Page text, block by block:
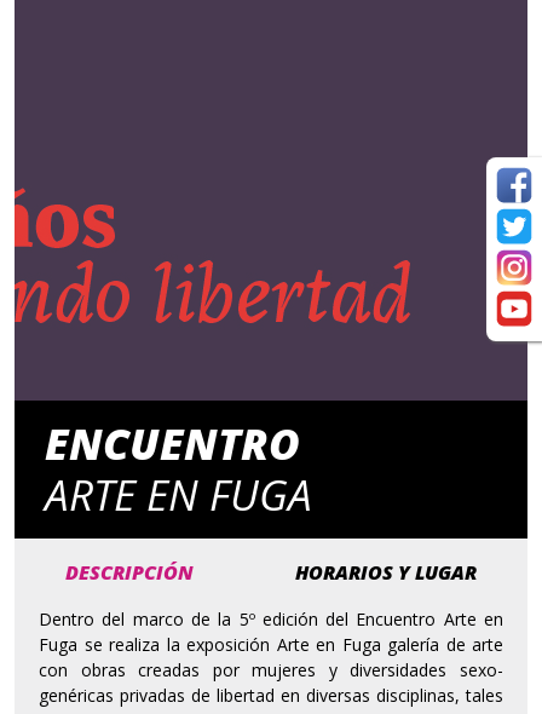
ENCUENTRO
ARTE EN FUGA
DESCRIPCIÓN HORARIOS Y LUGAR
Dentro del marco de la 5º edición del Encuentro Arte en
Fuga se realiza la exposición Arte en Fuga galería de arte
con obras creadas por mujeres y diversidades sexo-
genéricas privadas de libertad en diversas disciplinas, tales